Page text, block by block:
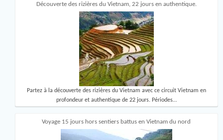
Découverte des rizières du Vietnam, 22 jours en authentique.
Partez à la découverte des rizières du Vietnam avec ce circuit Vietnam en
profondeur et authentique de 22 jours. Périodes…
Voyage 15 jours hors sentiers battus en Vietnam du nord